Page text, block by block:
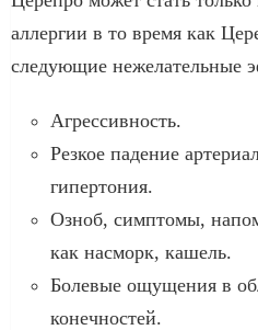
аллергии в то время как
следующие нежелательные
Агрессивность.
Резкое падение
гипертония.
Озноб, симптомы,
как насморк, кашель.
Болевые ощущения в
конечностей.